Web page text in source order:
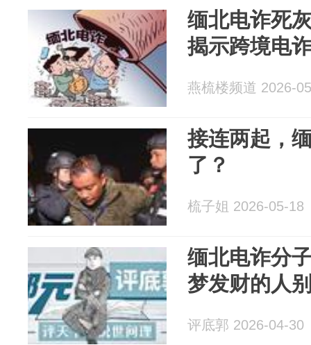
缅北电诈死
揭示跨境电
燕梳楼频道 2026-
接连两起，
了？
梳子姐 2026-05-18
缅北电诈分
梦发财的人
评底郭 2026-04-30